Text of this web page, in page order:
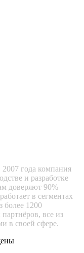
года компания
и разработке
доверяют 90%
в сегментах
более 1200
все из
в своей сфере.